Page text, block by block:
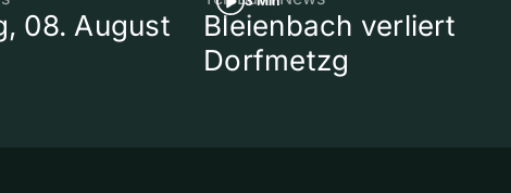
08. August
Bleienbach verliert
Dorfmetzg